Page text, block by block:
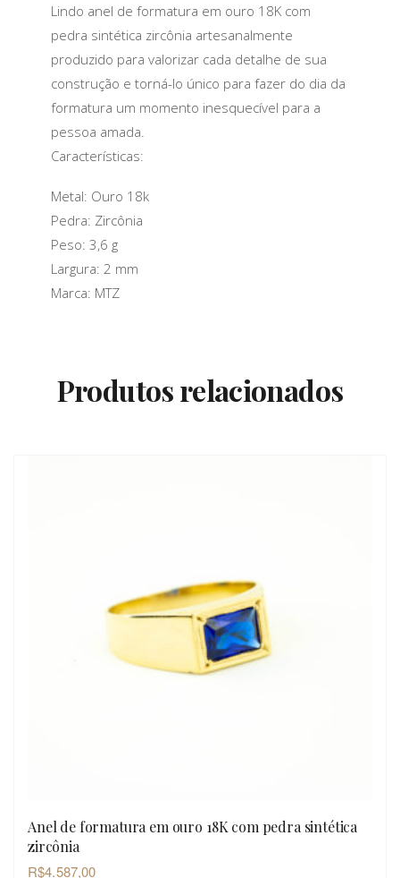
Lindo anel de formatura em ouro 18K com
pedra sintética zircônia artesanalmente
produzido para valorizar cada detalhe de sua
construção e torná-lo único para fazer do dia da
formatura um momento inesquecível para a
pessoa amada.
Características:
Metal: Ouro 18k
Pedra: Zircônia
Peso: 3,6 g
Largura: 2 mm
Marca: MTZ
Produtos relacionados
OLHADA RÁPIDA
Anel de formatura em ouro 18K com pedra sintética
zircônia
R$4.587,00